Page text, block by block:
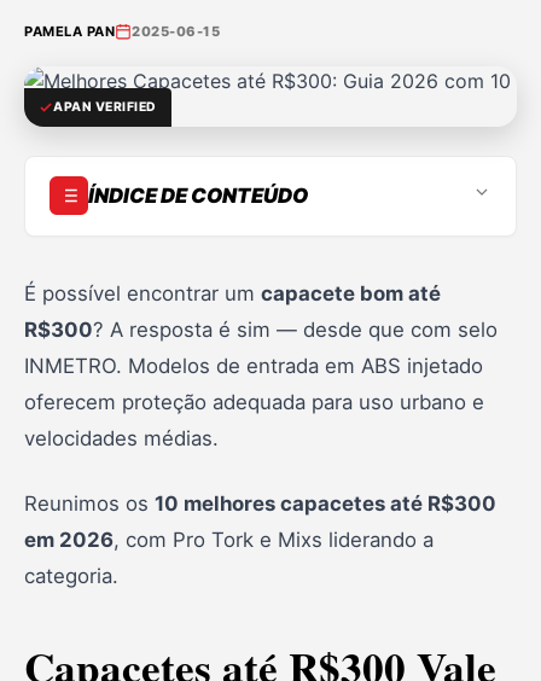
PAMELA PAN 2025-06-15
APAN VERIFIED
ÍNDICE DE CONTEÚDO
Top 10 capacetes até R$300
1. Pro Tork R8
2. Pro Tork Evolution G6
5. Pro Tork Sport Moto
8. Mixs Gladiator Neo
É possível encontrar um capacete bom até
R$300? A resposta é sim — desde que com selo
INMETRO. Modelos de entrada em ABS injetado
oferecem proteção adequada para uso urbano e
velocidades médias.
Reunimos os 10 melhores capacetes até R$300
em 2026, com Pro Tork e Mixs liderando a
categoria.
Capacetes até R$300 Vale